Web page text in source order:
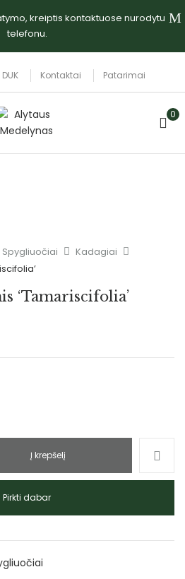
kreiptis kontaktuose nurodytu
telefonu.
DUK Kontaktai Patarimai
0
Spygliuočiai
Kadagiai
‘Tamariscifolia’
Į krepšelį
Pirkti dabar